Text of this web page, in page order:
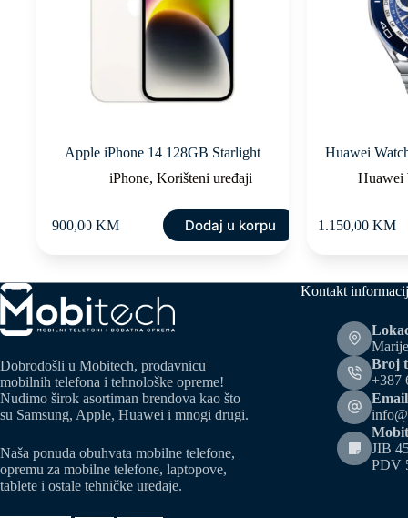
Apple iPhone 14 128GB Starlight
iPhone,Korišteni uređaji
900,00KM Dodaj u korpu
Huawei
Huawei
1.150,00 KM
Dobrodošli u Mobitech, prodavnicu
mobilnih telefona i tehnološke opreme!
Nudimo širok asortiman brendova kao što
su Samsung, Apple, Huawei i mnogi drugi.
Naša ponuda obuhvata mobilne telefone,
opremu za mobilne telefone, laptopove,
tablete i ostale tehničke uređaje.
Kontakt
Broj
+387
JIB
PDV